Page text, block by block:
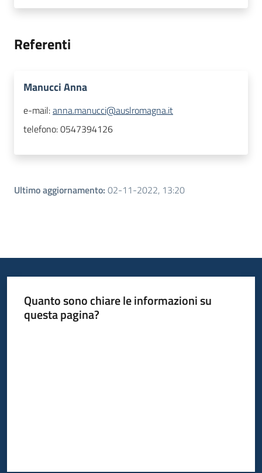
Referenti
Manucci Anna
e-mail:anna.manucci@auslromagna.it
telefono:0547394126
Ultimo aggiornamento: 02-11-2022, 13:20
Quanto sono chiare le informazioni su
questa pagina?